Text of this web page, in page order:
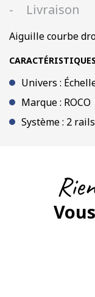
Livraison
Aiguille courbe
Univers :
Marque : ROCO
Système : 2 rails